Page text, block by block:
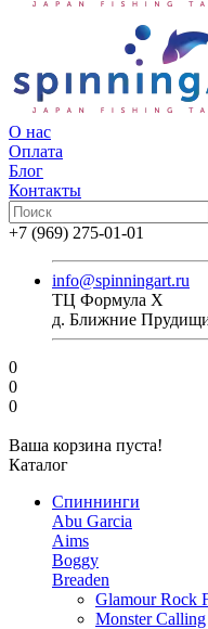
О нас
Оплата
Блог
Контакты
+7 (969) 275-01-01
info@spinningart.ru
ТЦ Формула X
д. Ближние
0
0
0
Ваша корзина пуста!
Каталог
Спиннинги
Abu Garcia
Aims
Boggy
Breaden
Glamour Rock
Monster Calling